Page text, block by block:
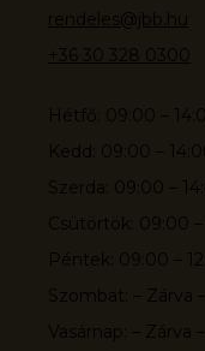
rendeles@jbb.hu
+36 30 328 0300
Hétfő: 09:00 –
Kedd: 09:00 – 14:00
Szerda: 09:00 –
Csütörtök: 09:00 –
Péntek: 09:00 –
Szombat: – Zárva –
Vasárnap: – Zárva –